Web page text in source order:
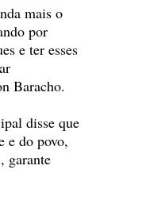
mais o
por
e ter esses
Baracho.
disse que
e do povo,
garante